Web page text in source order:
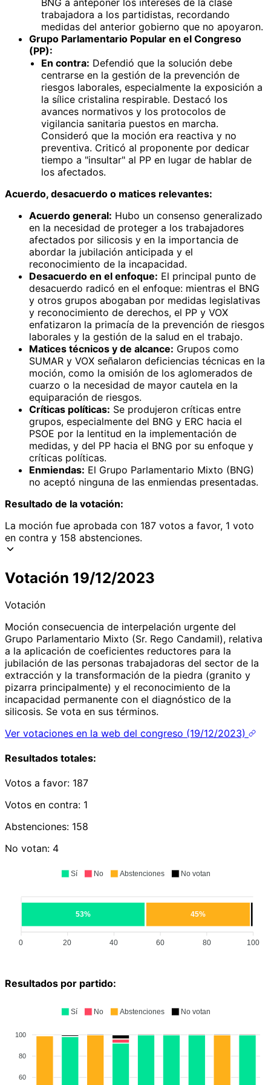
trabajadora a los partidistas, recordando
medidas del anterior gobierno que no apoyaron.
Grupo Parlamentario Popular en el Congreso
(PP):
En contra: Defendió que la solución debe
centrarse en la gestión de la prevención de
riesgos laborales, especialmente la exposición a
la sílice cristalina respirable. Destacó los
avances normativos y los protocolos de
vigilancia sanitaria puestos en marcha.
Consideró que la moción era reactiva y no
preventiva. Criticó al proponente por dedicar
tiempo a "insultar" al PP en lugar de hablar de
los afectados.
Acuerdo, desacuerdo o matices relevantes:
Acuerdo general: Hubo un consenso generalizado
en la necesidad de proteger a los trabajadores
afectados por silicosis y en la importancia de
abordar la jubilación anticipada y el
reconocimiento de la incapacidad.
Desacuerdo en el enfoque: El principal punto de
desacuerdo radicó en el enfoque: mientras el BNG
y otros grupos abogaban por medidas legislativas
y reconocimiento de derechos, el PP y VOX
enfatizaron la primacía de la prevención de riesgos
laborales y la gestión de la salud en el trabajo.
Matices técnicos y de alcance: Grupos como
SUMAR y VOX señalaron deficiencias técnicas en la
moción, como la omisión de los aglomerados de
cuarzo o la necesidad de mayor cautela en la
equiparación de riesgos.
Críticas políticas: Se produjeron críticas entre
grupos, especialmente del BNG y ERC hacia el
PSOE por la lentitud en la implementación de
medidas, y del PP hacia el BNG por su enfoque y
críticas políticas.
Enmiendas: El Grupo Parlamentario Mixto (BNG)
no aceptó ninguna de las enmiendas presentadas.
Resultado de la votación:
La moción fue aprobada con 187 votos a favor, 1 voto
en contra y 158 abstenciones.
Votación 19/12/2023
Votación
Moción consecuencia de interpelación urgente del
Grupo Parlamentario Mixto (Sr. Rego Candamil), relativa
a la aplicación de coeficientes reductores para la
jubilación de las personas trabajadoras del sector de la
extracción y la transformación de la piedra (granito y
pizarra principalmente) y el reconocimiento de la
incapacidad permanente con el diagnóstico de la
silicosis. Se vota en sus términos.
Ver votaciones en la web del congreso (19/12/2023)
Resultados totales:
Votos a favor: 187
Votos en contra: 1
Abstenciones: 158
No votan: 4
53% 45%
100
80
60
40
20
0
Sí No Abstenciones No votan
Resultados por partido:
100
80
60
Sí No Abstenciones No votan